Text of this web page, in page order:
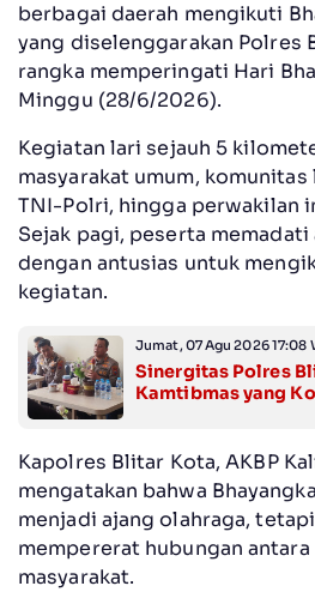
berbagai daerah mengikuti
yang diselenggarakan Polres
rangka memperingati Hari
Minggu (28/6/2026).
Kegiatan lari sejauh 5
masyarakat umum,
TNI-Polri, hingga perwakilan
Sejak pagi, peserta
dengan antusias untuk
kegiatan.
Jumat, 07 Agu 2026 17:08
Sinergitas Polres
Kamtibmas yang
Kapolres Blitar Kota, AKBP
mengatakan bahwa
menjadi ajang olahraga,
mempererat hubungan antara
masyarakat.